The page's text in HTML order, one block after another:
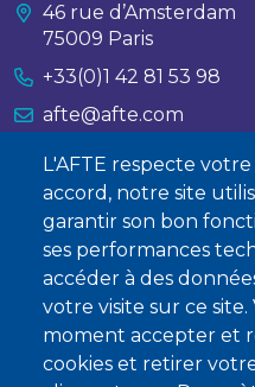
L'AFTE respecte
accord, notre site
garantir son bon
ses performances
accéder à des
votre visite sur ce
moment accepter et
cookies et retirer
46 rue d’Amsterdam
75009 Paris
+33(0)1 42 81 53 98
afte@afte.com
Nous contacter
À propos
Qui sommes-nous ?
Devenir membre